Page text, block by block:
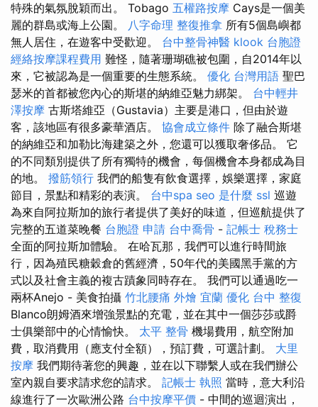
特殊的氣氛脫穎而出。 Tobago 五權路按摩 Cays是一個美
麗的群島或海上公園。 八字命理 整復推拿 所有5個島嶼都
無人居住，在遊客中受歡迎。 台中整骨神醫 klook 台胞證
經絡按摩課程費用 難怪，隨著珊瑚礁被包圍，自2014年以
來，它被認為是一個重要的生態系統。 優化 台灣用語 聖巴
瑟米的首都被您內心的斯堪的納維亞魅力綁架。 台中輕井
澤按摩 古斯塔維亞（Gustavia）主要是港口，但由於遊
客，該地區有很多豪華酒店。 協會成立條件 除了融合斯堪
的納維亞和加勒比海建築之外，您還可以獲取奢侈品。 它
的不同類別提供了所有獨特的機會，每個機會本身都成為目
的地。 撥筋領行 我們的船隻有飲食選擇，娛樂選擇，家庭
節目，景點和精彩的表演。 台中spa seo 是什麼 ssl 巡遊
為來自阿拉斯加的旅行者提供了美好的味道，但巡航提供了
完整的五道菜晚餐 台胞證 申請 台中喬骨 - 記帳士 稅務士
全面的阿拉斯加體驗。 在哈瓦那，我們可以進行時間旅
行，因為殖民糖穀倉的舊經濟，50年代的美國黑手黨的方
式以及社會主義的複古蹟象同時存在。 我們可以通過吃一
兩杯Anejo - 美食拍攝 竹北腰痛 外燴 宜蘭 優化 台中 整復
Blanco朗姆酒來增強景點的充電，並在其中一個莎莎或爵
士俱樂部中的心情愉快。 太平 整骨 機場費用，航空附加
費，取消費用（應支付全額），預訂費，可選計劃。 大里
按摩 我們期待著您的興趣，並在以下聯繫人或在我們辦公
室內親自要求請求您的請求。 記帳士 執照 當時，意大利沿
線進行了一次歐洲公路 台中按摩平價 - 中間的巡迴演出，